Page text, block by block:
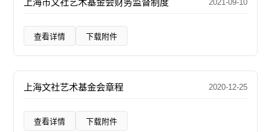
上海市文社艺术基金会财务监督制度 2021-09-10
查看详情 下载附件
上海文社艺术基金会章程 2020-12-25
查看详情 下载附件